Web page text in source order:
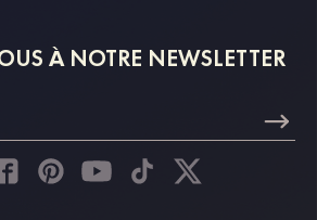
À NOTRE NEWSLETTER